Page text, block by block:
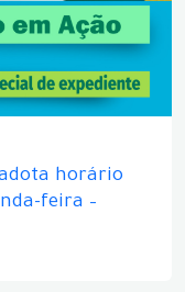
horário
feira –